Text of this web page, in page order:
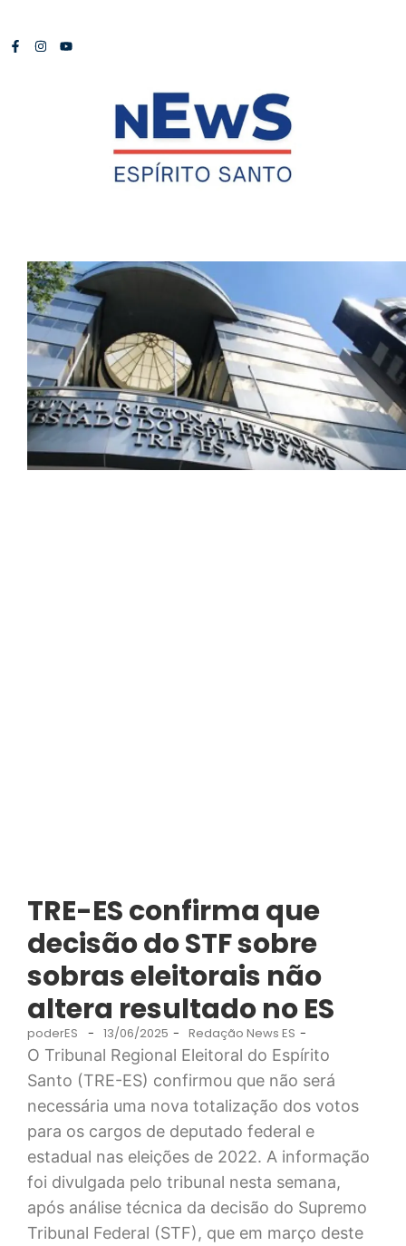
TRE-ES confirma que
decisão do STF sobre
sobras eleitorais não
altera resultado no ES
poderES - 13/06/2025 - Redação News ES -
O Tribunal Regional Eleitoral do Espírito
Santo (TRE-ES) confirmou que não será
necessária uma nova totalização dos votos
para os cargos de deputado federal e
estadual nas eleições de 2022. A informação
foi divulgada pelo tribunal nesta semana,
após análise técnica da decisão do Supremo
Tribunal Federal (STF), que em março deste